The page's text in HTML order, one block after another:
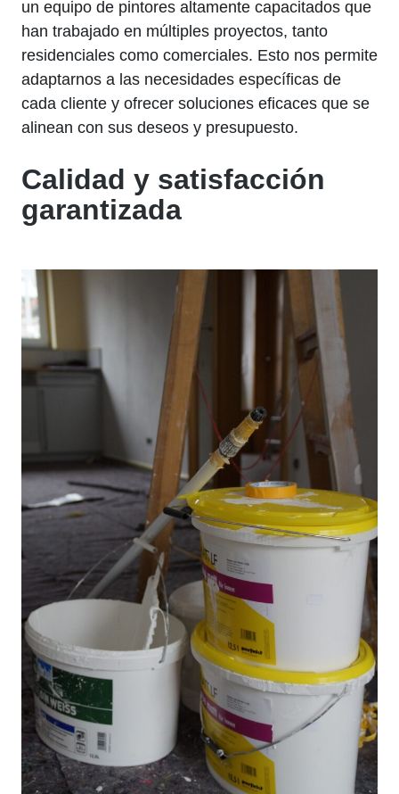
un equipo de pintores altamente capacitados que
han trabajado en múltiples proyectos, tanto
residenciales como comerciales. Esto nos permite
adaptarnos a las necesidades específicas de
cada cliente y ofrecer soluciones eficaces que se
alinean con sus deseos y presupuesto.
Calidad y satisfacción
garantizada